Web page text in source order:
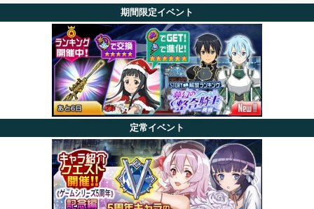
期間限定イベント
定常イベント